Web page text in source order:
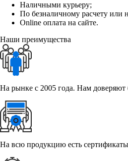
Наличными курьеру;
По безналичному расчету
Online оплата на сайте.
Наши преимущества
На рынке с 2005 года. Нам доверяют
На всю продукцию есть сертификаты